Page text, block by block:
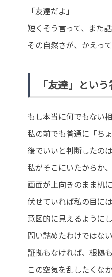
「友達だよ」
短くそう言って、また
その自然さが、かえっ
「友達」とい
もし本当に何でもない
私の前でも普通に「ち
後でいいと判断したのは
私がそこにいたからか
画面が上向きのまま机
伏せていれば私の目に
意図的に見えるように
問い詰めたわけではない
証拠もなければ、根拠も
この空気を乱したくな